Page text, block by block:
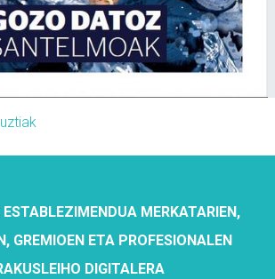
ESTABLEZIMENDUA MERKATARIEN,
GREMIOEN ETA PROFESIONALEN
DIGITALERA